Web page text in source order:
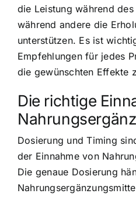
die Leistung während
während andere die
unterstützen. Es ist
Empfehlungen für jedes
die gewünschten Effekte
Die richtige
Dosierung und Timing
der Einnahme von
Die genaue Dosierung